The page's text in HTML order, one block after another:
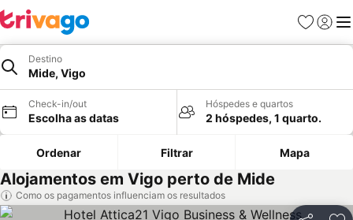
Favoritos
Iniciar
Destino
Mide, Vigo
Check-in/out
Escolha as datas
Hóspedes e quartos
2 hóspedes, 1 quarto.
Ordenar Filtrar Mapa
Alojamentos em Vigo perto de Mide
Como os pagamentos influenciam os resultados